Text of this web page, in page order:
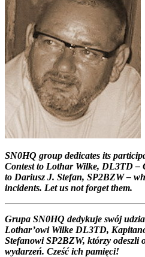
SN0HQ group dedicates its
Contest to Lothar Wilke, DL3TD
to Dariusz J. Stefan, SP2BZW –
incidents. Let us not forget them.
Grupa SN0HQ dedykuje swój
Lothar’owi Wilke DL3TD,
Stefanowi SP2BZW, którzy odeszli
wydarzeń. Cześć ich pamięci!